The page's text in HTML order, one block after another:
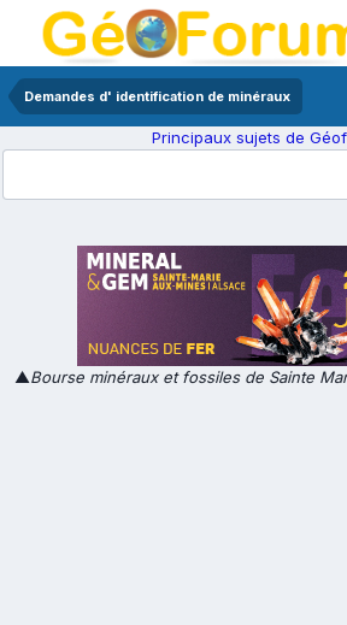
Demandes d' identification de minéraux
Principaux sujets de
▲Bourse minéraux et fossiles de Sainte